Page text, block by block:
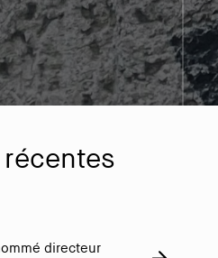
directeur